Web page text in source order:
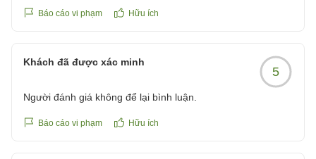
Báo cáo vi phạm Hữu ích
Khách đã được xác minh
5
Người đánh giá không để lại bình luận.
Báo cáo vi phạm Hữu ích